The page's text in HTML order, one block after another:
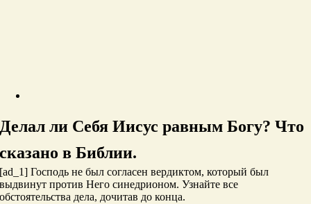
Делал ли Себя Иисус равным Богу? Что
сказано в Библии.
[ad_1] Господь не был согласен вердиктом, который был
выдвинут против Него синедрионом. Узнайте все
обстоятельства дела, дочитав до конца.